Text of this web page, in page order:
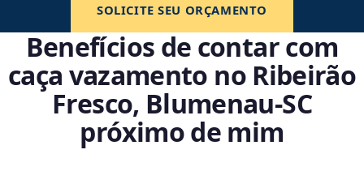
SOLICITE SEU ORÇAMENTO
Benefícios de contar com
caça vazamento no Ribeirão
Fresco, Blumenau‑SC
próximo de mim